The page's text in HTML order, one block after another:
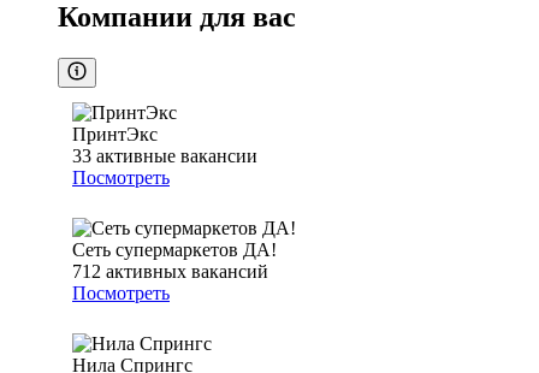
Компании для вас
ПринтЭкс
33 активные вакансии
Посмотреть
Сеть супермаркетов ДА!
712 активных вакансий
Посмотреть
Нила Спрингс